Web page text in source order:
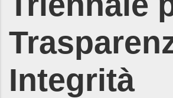
Integrità